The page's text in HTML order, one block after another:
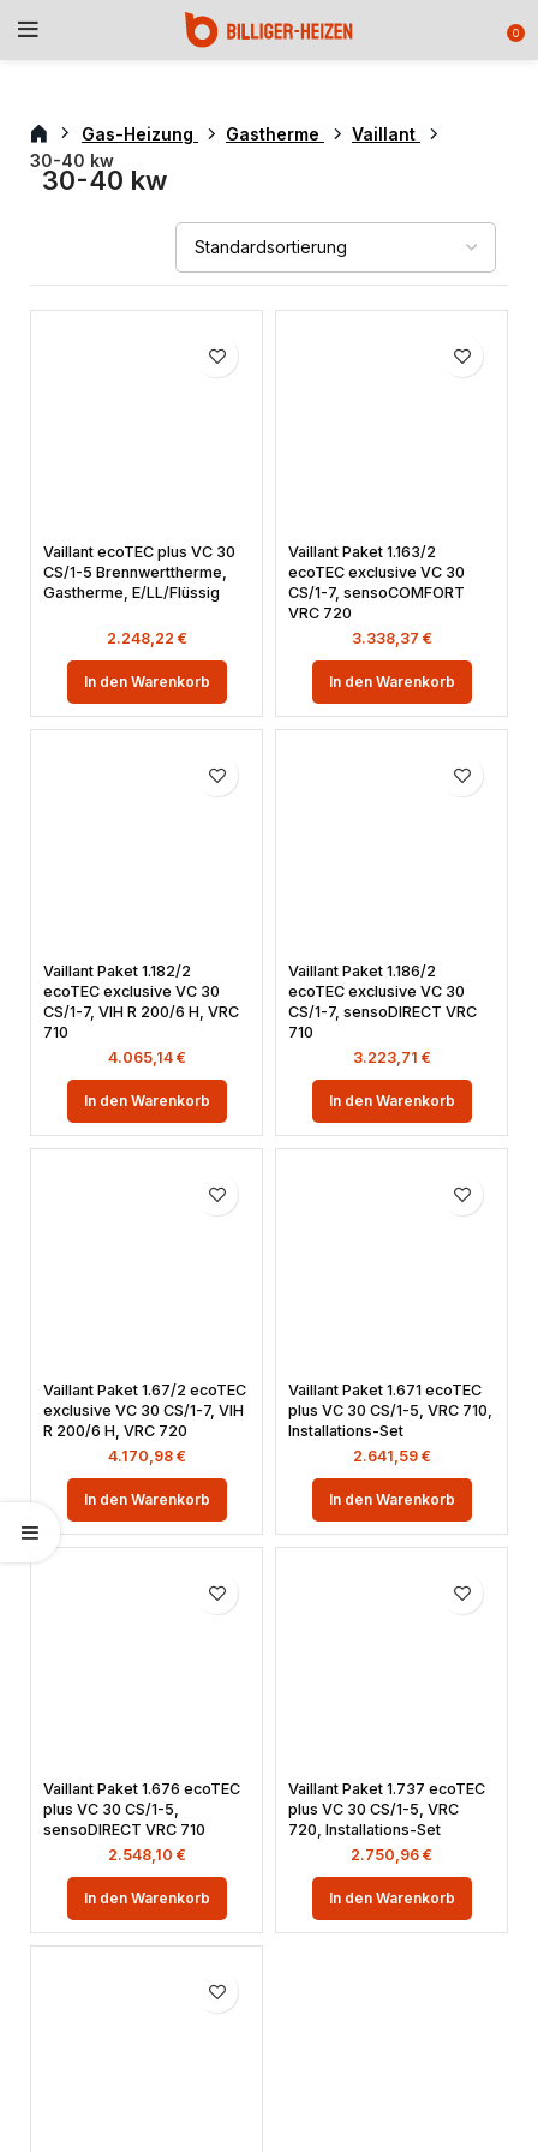
0
Gas-Heizung Gastherme
Vaillant
30-40 kw
30-40 kw
Vaillant ecoTEC plus VC 30
CS/1-5 Brennwerttherme,
Gastherme, E/LL/Flüssig
2.248,22 €
In den Warenkorb
Vaillant Paket 1.163/2
ecoTEC exclusive VC 30
CS/1-7, sensoCOMFORT
VRC 720
3.338,37 €
In den Warenkorb
Vaillant Paket 1.182/2
ecoTEC exclusive VC 30
CS/1-7, VIH R 200/6 H, VRC
710
4.065,14 €
In den Warenkorb
Vaillant Paket 1.186/2
ecoTEC exclusive VC 30
CS/1-7, sensoDIRECT VRC
710
3.223,71 €
In den Warenkorb
Vaillant Paket 1.67/2 ecoTEC
exclusive VC 30 CS/1-7, VIH
R 200/6 H, VRC 720
4.170,98 €
In den Warenkorb
Vaillant Paket 1.671 ecoTEC
plus VC 30 CS/1-5, VRC 710,
Installations-Set
2.641,59 €
In den Warenkorb
Vaillant Paket 1.676 ecoTEC
plus VC 30 CS/1-5,
sensoDIRECT VRC 710
2.548,10 €
In den Warenkorb
Vaillant Paket 1.737 ecoTEC
plus VC 30 CS/1-5, VRC
720, Installations-Set
2.750,96 €
In den Warenkorb